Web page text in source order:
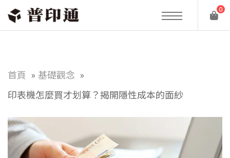
0
首頁
基礎觀念
印表機怎麼買才划算？揭開隱性成本的面紗